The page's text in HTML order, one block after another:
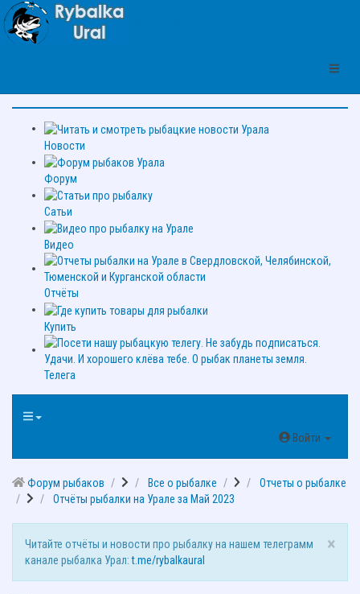
Цитата про рыбалку:
Новости
Форум
Сатьи
Видео
Отчёты
Купить
Телега
Войти
Форум рыбаков Все о рыбалке
Отчеты о рыбалке
Отчёты рыбалки на Урале за Май 2023
×
Читайте отчёты и новости про рыбалку на нашем телеграмм
канале рыбалка Урал:t.me/rybalkaural